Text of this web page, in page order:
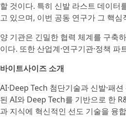
할 것이다. 특히 신발 라스트 데이터
고 있으며, 이번 공동 연구가 그 핵
양 기관은 긴밀한 협력 체계를 구축
이다. 또한 산업계·연구기관·정책
바이트사이즈 소개
AI·Deep Tech 첨단기술과 신발·패
된 AI와 Deep Tech를 기반으로 한
과 지식에 혁신적인 선도 기술을 융